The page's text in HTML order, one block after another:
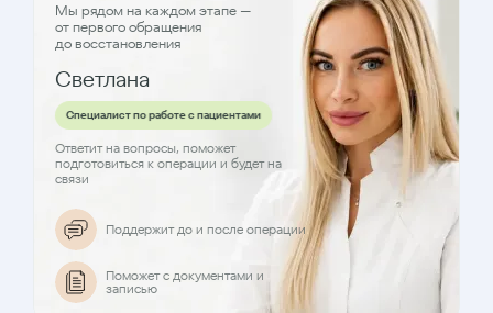
Мы рядом на каждом этапе —
от первого обращения
до восстановления
Светлана
Специалист по работе с пациентами
Ответит на вопросы, поможет
подготовиться к операции и будет на
связи
Поддержит до и после операции
Поможет с документами и
записью